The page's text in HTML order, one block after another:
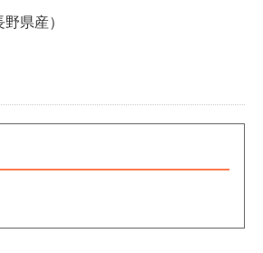
県産）